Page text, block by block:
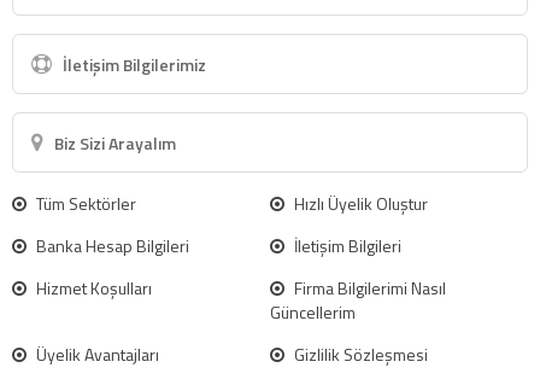
İletişim Bilgilerimiz
Biz Sizi Arayalım
Tüm Sektörler
Hızlı Üyelik Oluştur
Banka Hesap Bilgileri
İletişim Bilgileri
Hizmet Koşulları
Firma Bilgilerimi Nasıl
Güncellerim
Üyelik Avantajları
Gizlilik Sözleşmesi